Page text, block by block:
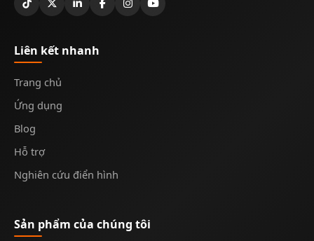
Liên kết nhanh
Trang chủ
Ứng dụng
Blog
Hỗ trợ
Nghiên cứu điển hình
Sản phẩm của chúng tôi